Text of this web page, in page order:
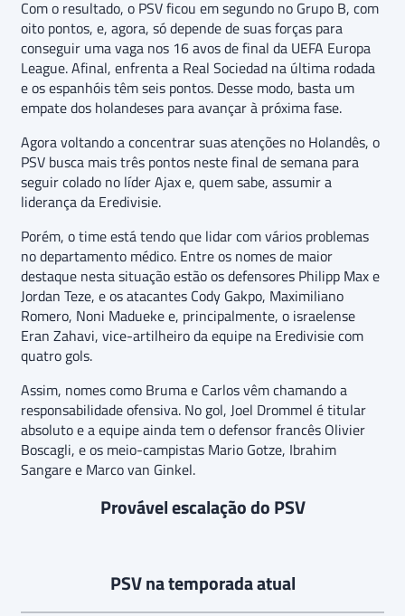
Com o resultado, o PSV ficou em segundo no Grupo B, com
oito pontos, e, agora, só depende de suas forças para
conseguir uma vaga nos 16 avos de final da UEFA Europa
League. Afinal, enfrenta a Real Sociedad na última rodada
e os espanhóis têm seis pontos. Desse modo, basta um
empate dos holandeses para avançar à próxima fase.
Agora voltando a concentrar suas atenções no Holandês, o
PSV busca mais três pontos neste final de semana para
seguir colado no líder Ajax e, quem sabe, assumir a
liderança da Eredivisie.
Porém, o time está tendo que lidar com vários problemas
no departamento médico. Entre os nomes de maior
destaque nesta situação estão os defensores Philipp Max e
Jordan Teze, e os atacantes Cody Gakpo, Maximiliano
Romero, Noni Madueke e, principalmente, o israelense
Eran Zahavi, vice-artilheiro da equipe na Eredivisie com
quatro gols.
Assim, nomes como Bruma e Carlos vêm chamando a
responsabilidade ofensiva. No gol, Joel Drommel é titular
absoluto e a equipe ainda tem o defensor francês Olivier
Boscagli, e os meio-campistas Mario Gotze, Ibrahim
Sangare e Marco van Ginkel.
Provável escalação do PSV
PSV na temporada atual